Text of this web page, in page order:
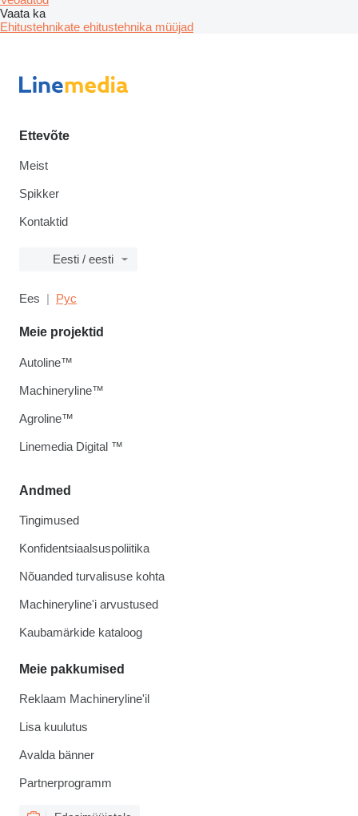
Vaata ka
Ehitustehnikate ehitustehnika müüjad
Ettevõte
Meist
Spikker
Kontaktid
Eesti / eesti
Ees Рус
Andmed
Tingimused
Konfidentsiaalsuspoliitika
Nõuanded turvalisuse kohta
Machineryline'i arvustused
Kaubamärkide kataloog
Meie pakkumised
Reklaam Machineryline'il
Lisa kuulutus
Avalda bänner
Partnerprogramm
Meie projektid
Autoline™
Machineryline™
Agroline™
Linemedia Digital ™